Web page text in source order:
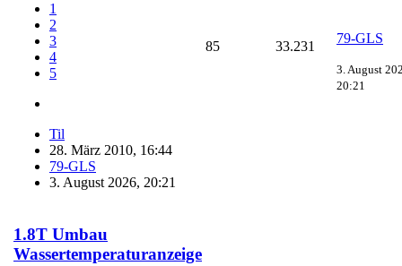
1
2
3
4
5
Til
28. März 2010, 16:44
79-GLS
3. August 2026, 20:21
85 33.231
79-GLS
3. August
20:21
1.8T Umbau
Wassertemperaturanzeige